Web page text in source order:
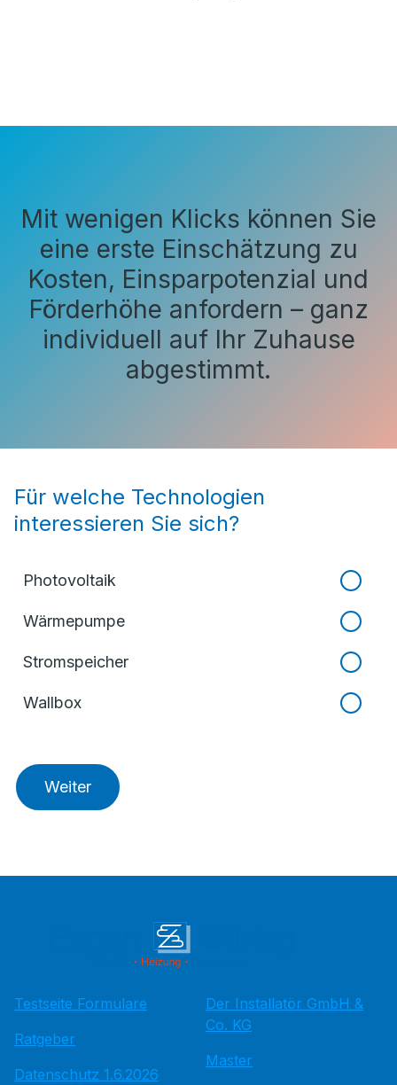
Mit wenigen Klicks können Sie
eine erste Einschätzung zu
Kosten, Einsparpotenzial und
Förderhöhe anfordern – ganz
individuell auf Ihr Zuhause
abgestimmt.
Für welche Technologien
interessieren Sie sich?
Photovoltaik
Wärmepumpe
Stromspeicher
Wallbox
Weiter
Testseite Formulare
Ratgeber
Datenschutz 1.6.2026
Der Installatör GmbH &
Co. KG
Master